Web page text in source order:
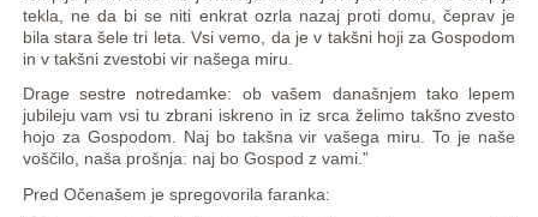
tekla, ne da bi se niti enkrat ozrla nazaj proti domu, čeprav je
bila stara šele tri leta. Vsi vemo, da je v takšni hoji za Gospodom
in v takšni zvestobi vir našega miru.
Drage sestre notredamke: ob vašem današnjem tako lepem
jubileju vam vsi tu zbrani iskreno in iz srca želimo takšno zvesto
hojo za Gospodom. Naj bo takšna vir vašega miru. To je naše
voščilo, naša prošnja: naj bo Gospod z vami.”
Pred Očenašem je spregovorila faranka: